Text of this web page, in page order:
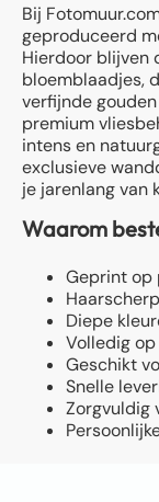
Bij
geproduceerd
Hierdoor blijven
bloemblaadjes,
verfijnde
premium
intens en
exclusieve
je jarenlang van
Waarom
Geprint op
Diepe
Volledig
Geschikt
Snelle
Zorgvuldig